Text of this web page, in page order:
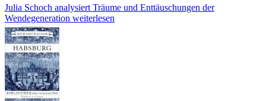
Julia Schoch analysiert Träume und Enttäuschungen der
Wendegeneration weiterlesen